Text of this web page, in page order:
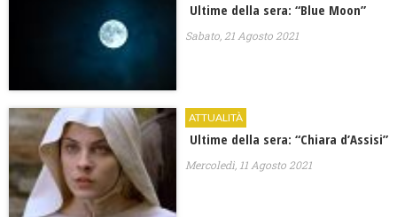
Ultime della sera: “Blue Moon”
Sabato, 21 Agosto 2021
ATTUALITÀ
Ultime della sera: “Chiara d’Assisi”
Mercoledì, 11 Agosto 2021